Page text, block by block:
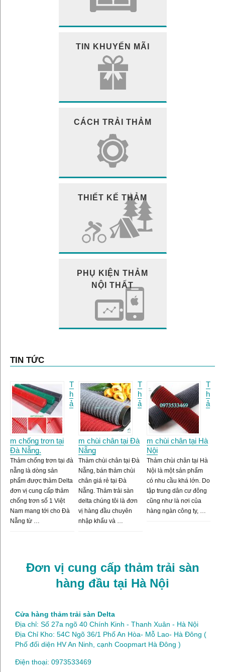
TIN KHUYẾN MÃI
CÁCH TRẢI THẢM
THIẾT KẾ THẢM
PHỤ KIỆN THẢM
NỘI THẤT
TIN TỨC
T
h
ả
m chống trơn tại
Đà Nẵng.
Thảm chống trơn tại đà
nẵng là dòng sản
phẩm được thảm Delta
đơn vị cung cấp thảm
chống trơn số 1 Việt
Nam mang tới cho Đà
Nẵng từ …
T
h
ả
m chùi chân tại Đà
Nẵng
Thảm chùi chân tại Đà
Nẵng, bán thảm chùi
chân giá rẻ tại Đà
Nẵng. Thảm trải sàn
delta chúng tôi là đơn
vị hàng đầu chuyên
nhập khẩu và …
T
h
ả
m chùi chân tại Hà
Nội
Thảm chùi chân tại Hà
Nội là một sản phẩm
có nhu cầu khá lớn. Do
tập trung dân cư đông
cũng như là nơi của
hàng ngàn công ty, …
Đơn vị cung cấp thảm trải sàn
hàng đầu tại Hà Nội
Cửa hàng thảm trải sàn Delta
Địa chỉ: Số 27a ngõ 40 Chính Kinh - Thanh Xuân - Hà Nội
Địa Chỉ Kho: 54C Ngõ 36/1 Phố An Hòa- Mỗ Lao- Hà Đông (
Phố đối diện HV An Ninh, cạnh Coopmart Hà Đông )
Điện thoại: 0973533469